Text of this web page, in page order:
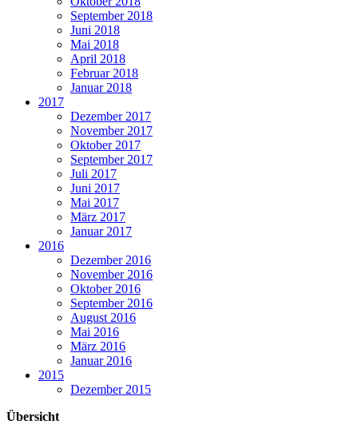
September 2018
Juni 2018
Mai 2018
April 2018
Februar 2018
Januar 2018
2017
Dezember 2017
November 2017
Oktober 2017
September 2017
Juli 2017
Juni 2017
Mai 2017
März 2017
Januar 2017
2016
Dezember 2016
November 2016
Oktober 2016
September 2016
August 2016
Mai 2016
März 2016
Januar 2016
2015
Dezember 2015
Übersicht